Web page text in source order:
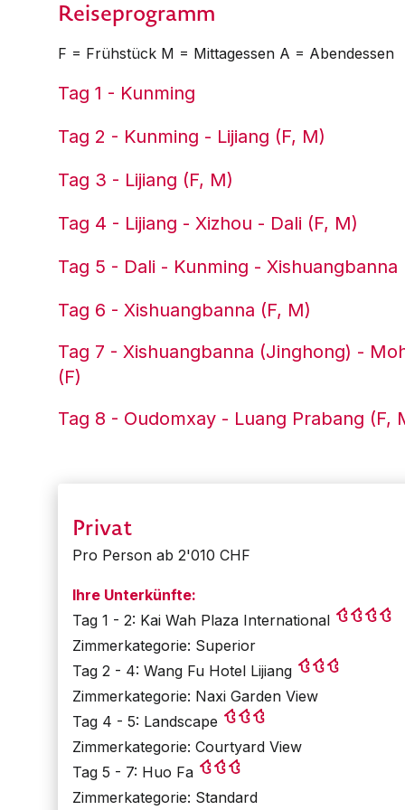
Reiseprogramm
F = Frühstück M = Mittagessen A = Abendessen
Tag 1 - Kunming
Tag 2 - Kunming - Lijiang (F, M)
Tag 3 - Lijiang (F, M)
Tag 4 - Lijiang - Xizhou - Dali (F, M)
Tag 5 - Dali - Kunming -
Tag 6 - Xishuangbanna (F, M)
Tag 7 - Xishuangbanna (Jinghong) -
(F)
Tag 8 - Oudomxay - Luang Prabang (F,
Privat
Pro Person ab 2'010 CHF
Ihre Unterkünfte:
Tag 1 - 2: Kai Wah Plaza International
Zimmerkategorie: Superior
Tag 2 - 4: Wang Fu Hotel Lijiang
Zimmerkategorie: Naxi Garden View
Tag 4 - 5: Landscape
Zimmerkategorie: Courtyard View
Tag 5 - 7: Huo Fa
Zimmerkategorie: Standard